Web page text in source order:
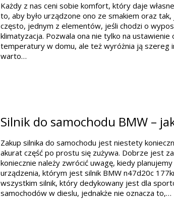
Każdy z nas ceni sobie komfort, który daje
to, aby było urządzone ono ze smakiem oraz tak,
często, jednym z elementów, jeśli chodzi o
klimatyzacja. Pozwala ona nie tylko na ustawienie
temperatury w domu, ale też wyróżnia ją szereg
warto…
Silnik do samochodu BMW –
Zakup silnika do samochodu jest niestety
akurat część po prostu się zużywa. Dobrze jest
koniecznie należy zwrócić uwagę, kiedy
urządzenia, którym jest silnik BMW n47d20c
wszystkim silnik, który dedykowany jest dla
samochodów w dieslu, jednakże nie oznacza to,…